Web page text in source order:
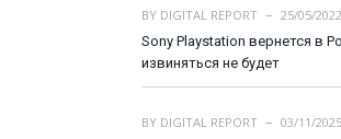
BY DIGITAL REPORT
25/05/
Sony Playstation вернется в
извиняться не будет
BY DIGITAL REPORT
03/11/